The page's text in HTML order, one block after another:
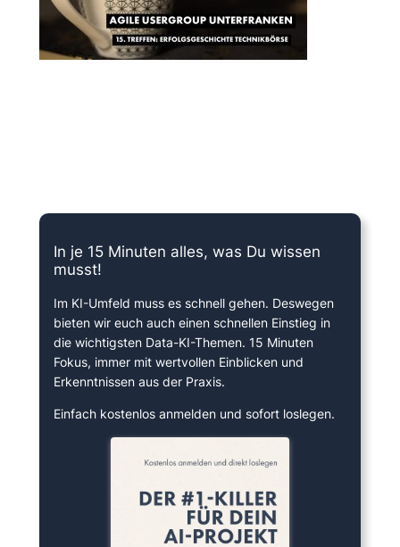
In je 15 Minuten alles, was Du wissen
musst!
Im KI-Umfeld muss es schnell gehen. Deswegen
bieten wir euch auch einen schnellen Einstieg in
die wichtigsten Data-KI-Themen. 15 Minuten
Fokus, immer mit wertvollen Einblicken und
Erkenntnissen aus der Praxis.
Einfach kostenlos anmelden und sofort loslegen.